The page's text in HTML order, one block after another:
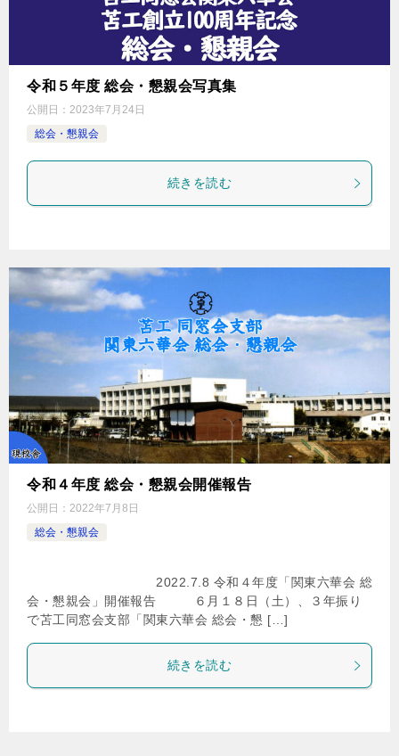
令和５年度 総会・懇親会写真集
公開日： 2023年7月24日
総会・懇親会
続きを読む
令和４年度 総会・懇親会開催報告
公開日： 2022年7月8日
総会・懇親会
2022.7.8 令和４年度「関東六華会 総
会・懇親会」開催報告 ６月１８日（土）、３年振り
で苫工同窓会支部「関東六華会 総会・懇 […]
続きを読む